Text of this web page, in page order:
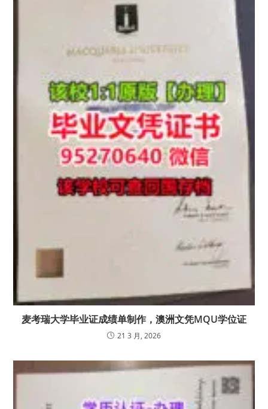
麦考瑞大学毕业证成绩单制作，澳洲文凭MQU学位证
21 3 月, 2026